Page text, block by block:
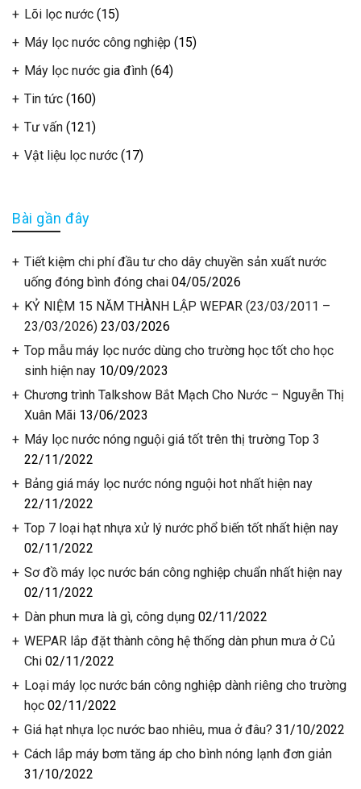
Lõi lọc nước (15)
Máy lọc nước công nghiệp (15)
Máy lọc nước gia đình (64)
Tin tức (160)
Tư vấn (121)
Vật liệu lọc nước (17)
Bài gần đây
Tiết kiệm chi phí đầu tư cho dây chuyền sản xuất nước
uống đóng bình đóng chai 04/05/2026
KỶ NIỆM 15 NĂM THÀNH LẬP WEPAR (23/03/2011 –
23/03/2026) 23/03/2026
Top mẫu máy lọc nước dùng cho trường học tốt cho học
sinh hiện nay 10/09/2023
Chương trình Talkshow Bắt Mạch Cho Nước – Nguyễn Thị
Xuân Mãi 13/06/2023
Máy lọc nước nóng nguội giá tốt trên thị trường Top 3
22/11/2022
️Bảng giá máy lọc nước nóng nguội hot nhất hiện nay
22/11/2022
Top 7 loại hạt nhựa xử lý nước phổ biến tốt nhất hiện nay
02/11/2022
Sơ đồ máy lọc nước bán công nghiệp chuẩn nhất hiện nay
02/11/2022
Dàn phun mưa là gì, công dụng 02/11/2022
WEPAR lắp đặt thành công hệ thống dàn phun mưa ở Củ
Chi 02/11/2022
Loại máy lọc nước bán công nghiệp dành riêng cho trường
học 02/11/2022
Giá hạt nhựa lọc nước bao nhiêu, mua ở đâu? 31/10/2022
Cách lắp máy bơm tăng áp cho bình nóng lạnh đơn giản
31/10/2022